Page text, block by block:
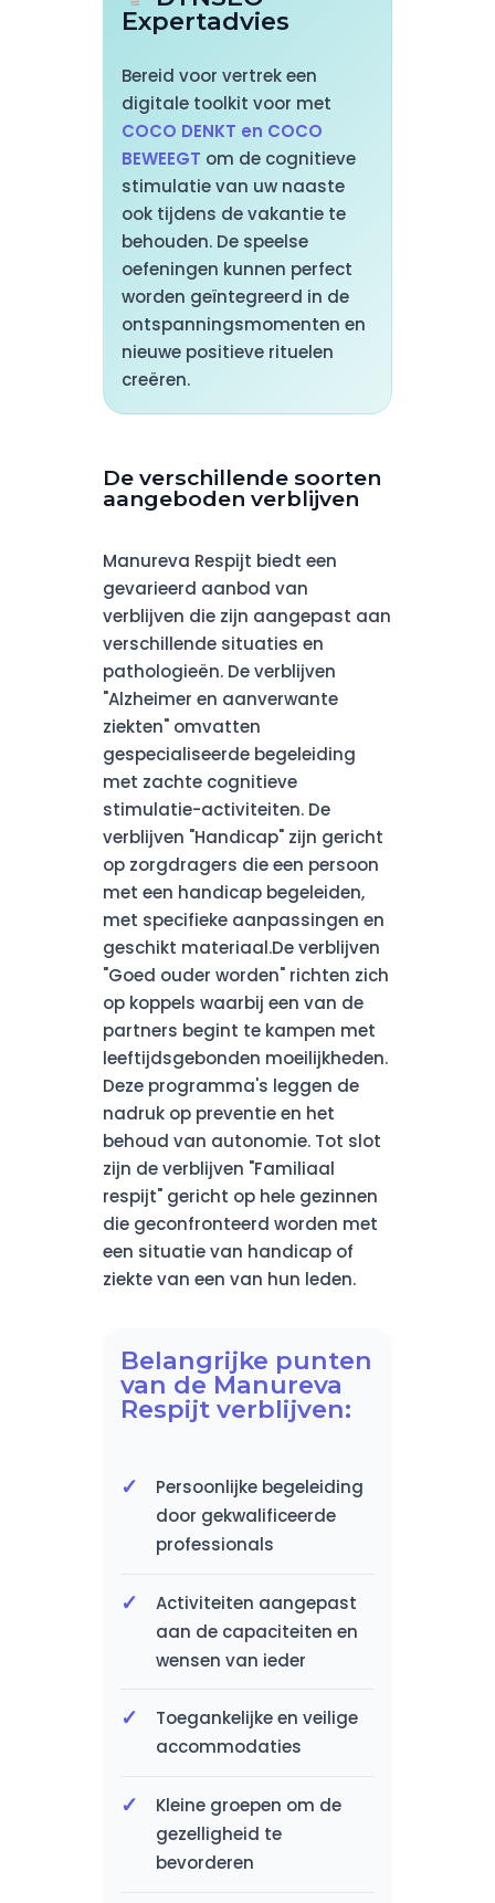
Expertadvies
Bereid voor vertrek een
digitale toolkit voor met
COCO DENKT en COCO
BEWEEGT om de cognitieve
stimulatie van uw naaste
ook tijdens de vakantie te
behouden. De speelse
oefeningen kunnen perfect
worden geïntegreerd in de
ontspanningsmomenten en
nieuwe positieve rituelen
creëren.
De verschillende soorten
aangeboden verblijven
Manureva Respijt biedt een
gevarieerd aanbod van
verblijven die zijn aangepast aan
verschillende situaties en
pathologieën. De verblijven
"Alzheimer en aanverwante
ziekten" omvatten
gespecialiseerde begeleiding
met zachte cognitieve
stimulatie-activiteiten. De
verblijven "Handicap" zijn gericht
op zorgdragers die een persoon
met een handicap begeleiden,
met specifieke aanpassingen en
geschikt materiaal.De verblijven
"Goed ouder worden" richten zich
op koppels waarbij een van de
partners begint te kampen met
leeftijdsgebonden moeilijkheden.
Deze programma's leggen de
nadruk op preventie en het
behoud van autonomie. Tot slot
zijn de verblijven "Familiaal
respijt" gericht op hele gezinnen
die geconfronteerd worden met
een situatie van handicap of
ziekte van een van hun leden.
Belangrijke punten
van de Manureva
Respijt verblijven:
Persoonlijke begeleiding
door gekwalificeerde
professionals
Activiteiten aangepast
aan de capaciteiten en
wensen van ieder
Toegankelijke en veilige
accommodaties
Kleine groepen om de
gezelligheid te
bevorderen